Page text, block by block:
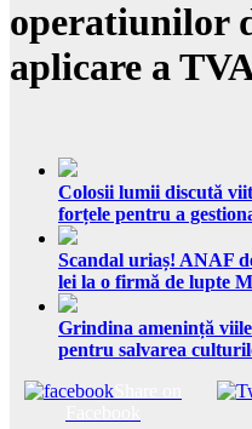
operatiunilor
aplicare a
Colosii lumii discută
forțele pentru a
Scandal uriaș! ANAF
lei la o firmă de lupte
Grindina amenință
pentru salvarea